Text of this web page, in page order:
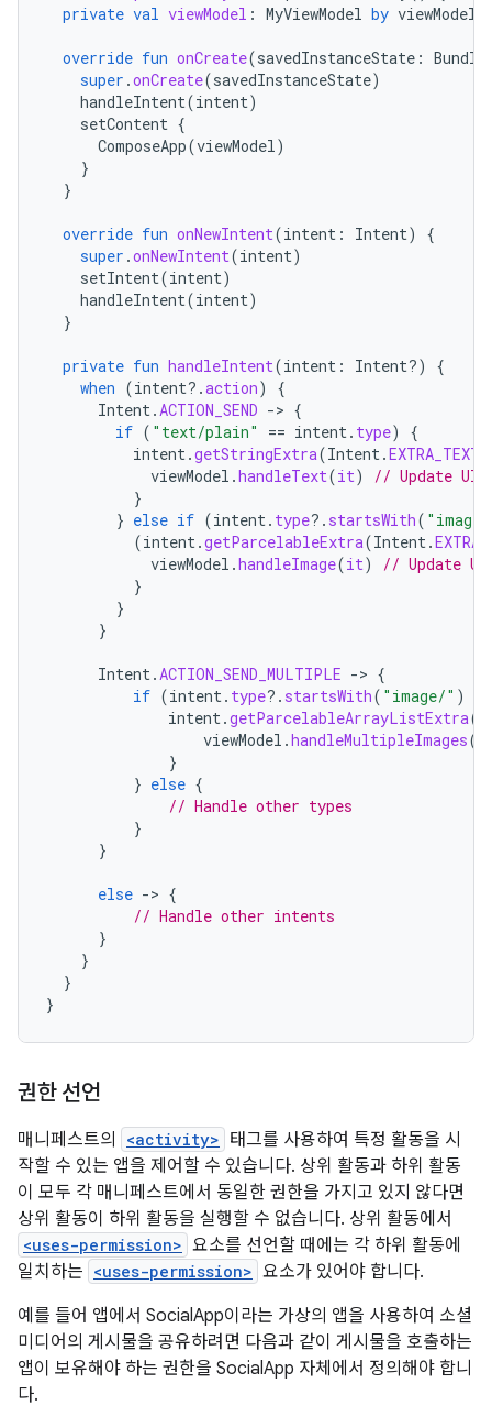
private val viewModel : MyViewModel by viewModels
override fun onCreate(savedInstanceState :
super .onCreate(savedInstanceState)
handleIntent(intent)
setContent {
ComposeApp(viewModel)
}
}
override fun onNewIntent(intent : Intent)
{
super .onNewIntent(intent)
setIntent(intent)
handleIntent(intent)
}
private fun handleIntent(intent : Intent?)
{
when (intent?.action)
{
Intent.ACTION_SEND -> {
if ( "text/plain" == intent. type)
{
intent.getStringExtra(Intent.EXTRA_TEXT
viewModel .handleText(it)
// Update UI
}
} else if (intent. type?. startsWith(
(intent.getParcelableExtra(Intent.
viewModel .handleImage(it)
// Update
}
}
}
Intent.ACTION_SEND_MULTIPLE -> {
if (intent. type?. startsWith( "image/" )
intent.getParcelableArrayListExtra(
viewModel .handleMultipleImages(
}
} else {
// Handle other types
}
}
else -> {
// Handle other intents
}
}
}
}
권한 선언
매니페스트의 <activity> 태그를 사용하여 특정 활동을 시
작할 수 있는 앱을 제어할 수 있습니다. 상위 활동과 하위 활동
이 모두 각 매니페스트에서 동일한 권한을 가지고 있지 않다면
상위 활동이 하위 활동을 실행할 수 없습니다. 상위 활동에서
<uses-permission> 요소를 선언할 때에는 각 하위 활동에
일치하는 <uses-permission> 요소가 있어야 합니다.
예를 들어 앱에서 SocialApp이라는 가상의 앱을 사용하여 소셜
미디어의 게시물을 공유하려면 다음과 같이 게시물을 호출하는
앱이 보유해야 하는 권한을 SocialApp 자체에서 정의해야 합니
다.